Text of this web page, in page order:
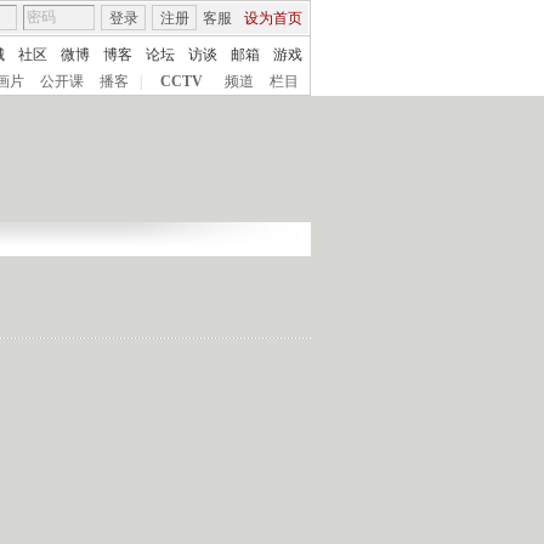
客服 设为首页
登录 注册
社区 微博 博客 论坛 访谈 邮箱
游戏
片
公开课 播客 CCTV 频道 栏目